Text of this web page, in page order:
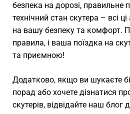
безпека на дорозі, правильне
технічний стан скутера – всі
на вашу безпеку та комфорт.
правила, і ваша поїздка на
та приємною!
Додатково, якщо ви шукаєте
порад або хочете дізнатися
скутерів, відвідайте наш блог